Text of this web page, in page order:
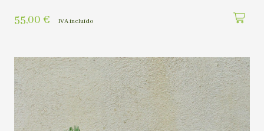
55,00 € IVA incluído